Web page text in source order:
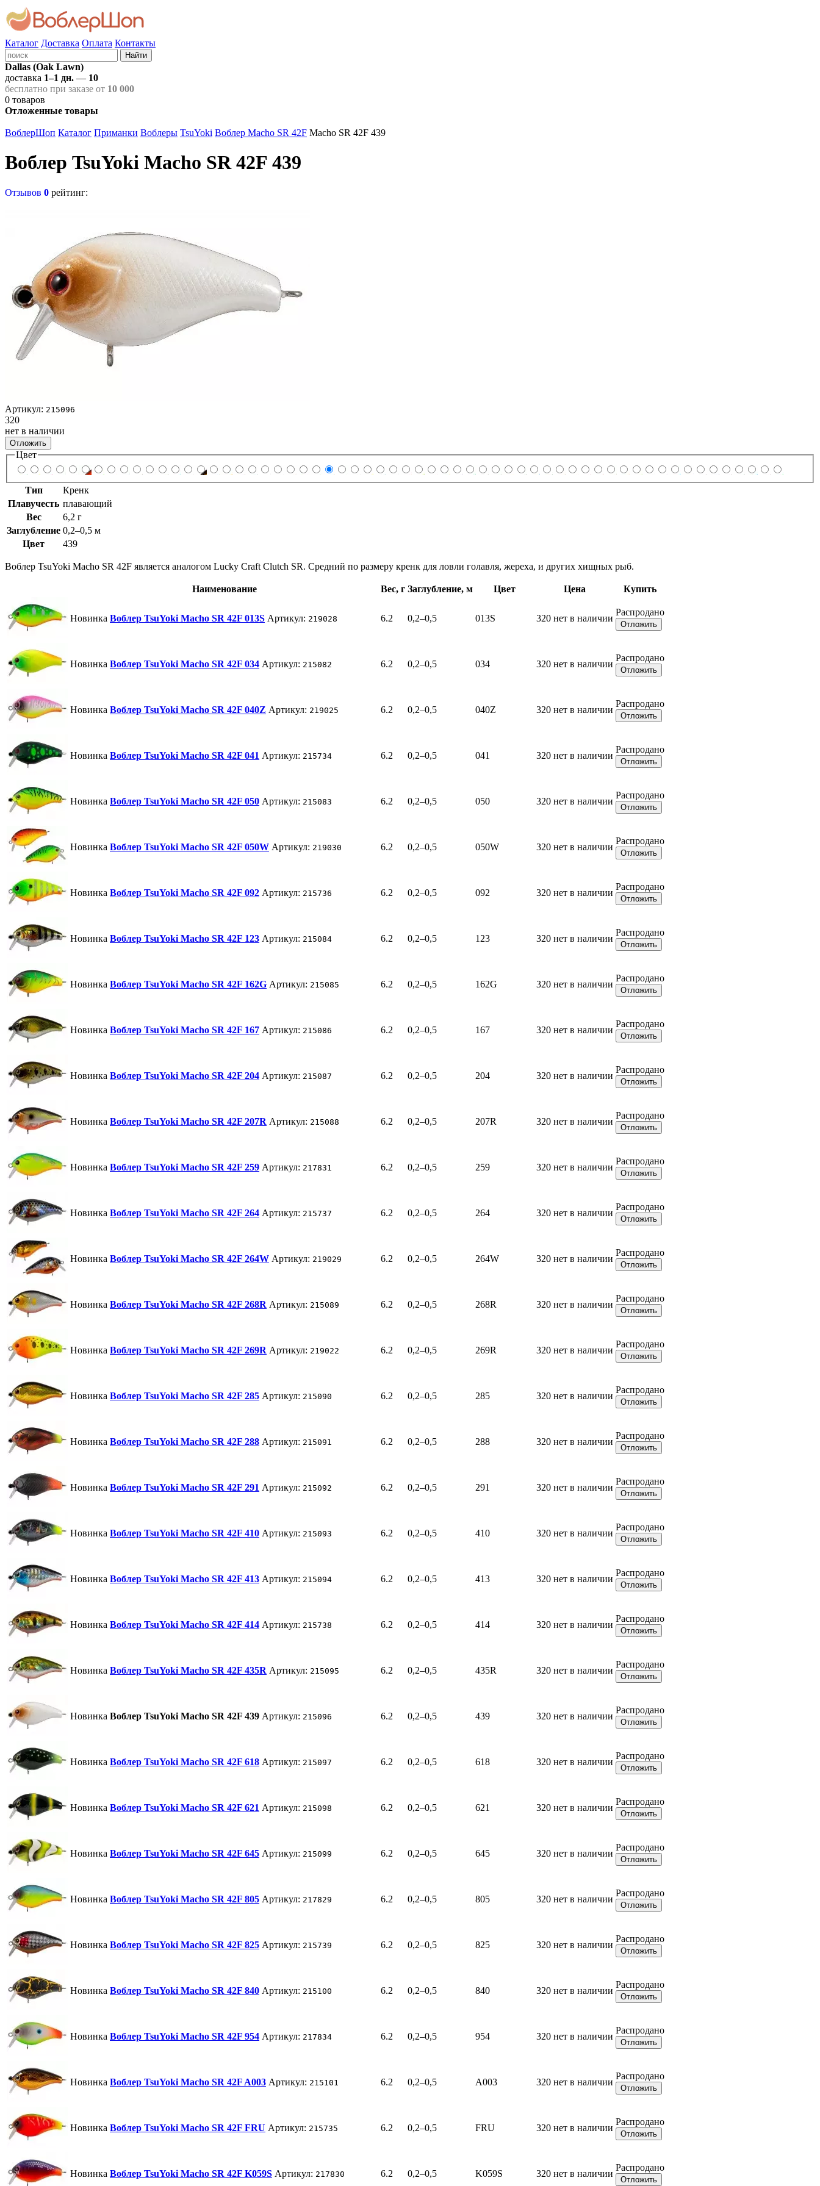
Каталог Доставка Оплата Контакты
Найти
Dallas (Oak Lawn)
доставка 1–1 дн. — 10
бесплатно при заказе от 10 000
0 товаров
Отложенные товары
ВоблерШоп Каталог Приманки Воблеры TsuYoki Воблер Macho SR 42F Macho SR 42F 439
Воблер TsuYoki Macho SR 42F 439
Отзывов 0 рейтинг:
Артикул: 215096
320
нет в наличии
Отложить
Цвет
Тип
Кренк
Плавучесть плавающий
Вес
6,2 г
Заглубление 0,2–0,5 м
Цвет
439
Воблер TsuYoki Macho SR 42F является аналогом Lucky Craft Clutch SR. Средний по размеру кренк для ловли голавля, жереха, и других хищных рыб.
Наименование Вес, г Заглубление, м Цвет Цена Купить
Новинка Воблер TsuYoki Macho SR 42F 013S Артикул: 219028 6.2 0,2–0,5 013S 320 нет в наличии
Распродано
Отложить
Новинка Воблер TsuYoki Macho SR 42F 034 Артикул: 215082 6.2 0,2–0,5 034 320 нет в наличии
Распродано
Отложить
Новинка Воблер TsuYoki Macho SR 42F 040Z Артикул: 219025 6.2 0,2–0,5 040Z 320 нет в наличии
Распродано
Отложить
Новинка Воблер TsuYoki Macho SR 42F 041 Артикул: 215734 6.2 0,2–0,5 041 320 нет в наличии
Распродано
Отложить
Новинка Воблер TsuYoki Macho SR 42F 050 Артикул: 215083 6.2 0,2–0,5 050 320 нет в наличии
Распродано
Отложить
Новинка Воблер TsuYoki Macho SR 42F 050W Артикул: 219030 6.2 0,2–0,5 050W 320 нет в наличии
Распродано
Отложить
Новинка Воблер TsuYoki Macho SR 42F 092 Артикул: 215736 6.2 0,2–0,5 092 320 нет в наличии
Распродано
Отложить
Новинка Воблер TsuYoki Macho SR 42F 123 Артикул: 215084 6.2 0,2–0,5 123 320 нет в наличии
Распродано
Отложить
Новинка Воблер TsuYoki Macho SR 42F 162G Артикул: 215085 6.2 0,2–0,5 162G 320 нет в наличии
Распродано
Отложить
Новинка Воблер TsuYoki Macho SR 42F 167 Артикул: 215086 6.2 0,2–0,5 167 320 нет в наличии
Распродано
Отложить
Новинка Воблер TsuYoki Macho SR 42F 204 Артикул: 215087 6.2 0,2–0,5 204 320 нет в наличии
Распродано
Отложить
Новинка Воблер TsuYoki Macho SR 42F 207R Артикул: 215088 6.2 0,2–0,5 207R 320 нет в наличии
Распродано
Отложить
Новинка Воблер TsuYoki Macho SR 42F 259 Артикул: 217831 6.2 0,2–0,5 259 320 нет в наличии
Распродано
Отложить
Новинка Воблер TsuYoki Macho SR 42F 264 Артикул: 215737 6.2 0,2–0,5 264 320 нет в наличии
Распродано
Отложить
Новинка Воблер TsuYoki Macho SR 42F 264W Артикул: 219029 6.2 0,2–0,5 264W 320 нет в наличии
Распродано
Отложить
Новинка Воблер TsuYoki Macho SR 42F 268R Артикул: 215089 6.2 0,2–0,5 268R 320 нет в наличии
Распродано
Отложить
Новинка Воблер TsuYoki Macho SR 42F 269R Артикул: 219022 6.2 0,2–0,5 269R 320 нет в наличии
Распродано
Отложить
Новинка Воблер TsuYoki Macho SR 42F 285 Артикул: 215090 6.2 0,2–0,5 285 320 нет в наличии
Распродано
Отложить
Новинка Воблер TsuYoki Macho SR 42F 288 Артикул: 215091 6.2 0,2–0,5 288 320 нет в наличии
Распродано
Отложить
Новинка Воблер TsuYoki Macho SR 42F 291 Артикул: 215092 6.2 0,2–0,5 291 320 нет в наличии
Распродано
Отложить
Новинка Воблер TsuYoki Macho SR 42F 410 Артикул: 215093 6.2 0,2–0,5 410 320 нет в наличии
Распродано
Отложить
Новинка Воблер TsuYoki Macho SR 42F 413 Артикул: 215094 6.2 0,2–0,5 413 320 нет в наличии
Распродано
Отложить
Новинка Воблер TsuYoki Macho SR 42F 414 Артикул: 215738 6.2 0,2–0,5 414 320 нет в наличии
Распродано
Отложить
Новинка Воблер TsuYoki Macho SR 42F 435R Артикул: 215095 6.2 0,2–0,5 435R 320 нет в наличии
Распродано
Отложить
Новинка Воблер TsuYoki Macho SR 42F 439 Артикул: 215096 6.2 0,2–0,5 439 320 нет в наличии
Распродано
Отложить
Новинка Воблер TsuYoki Macho SR 42F 618 Артикул: 215097 6.2 0,2–0,5 618 320 нет в наличии
Распродано
Отложить
Новинка Воблер TsuYoki Macho SR 42F 621 Артикул: 215098 6.2 0,2–0,5 621 320 нет в наличии
Распродано
Отложить
Новинка Воблер TsuYoki Macho SR 42F 645 Артикул: 215099 6.2 0,2–0,5 645 320 нет в наличии
Распродано
Отложить
Новинка Воблер TsuYoki Macho SR 42F 805 Артикул: 217829 6.2 0,2–0,5 805 320 нет в наличии
Распродано
Отложить
Новинка Воблер TsuYoki Macho SR 42F 825 Артикул: 215739 6.2 0,2–0,5 825 320 нет в наличии
Распродано
Отложить
Новинка Воблер TsuYoki Macho SR 42F 840 Артикул: 215100 6.2 0,2–0,5 840 320 нет в наличии
Распродано
Отложить
Новинка Воблер TsuYoki Macho SR 42F 954 Артикул: 217834 6.2 0,2–0,5 954 320 нет в наличии
Распродано
Отложить
Новинка Воблер TsuYoki Macho SR 42F A003 Артикул: 215101 6.2 0,2–0,5 A003 320 нет в наличии
Распродано
Отложить
Новинка Воблер TsuYoki Macho SR 42F FRU Артикул: 215735 6.2 0,2–0,5 FRU 320 нет в наличии
Распродано
Отложить
Новинка Воблер TsuYoki Macho SR 42F K059S Артикул: 217830 6.2 0,2–0,5 K059S 320 нет в наличии
Распродано
Отложить